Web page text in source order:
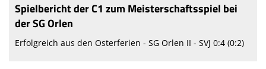
Spielbericht der C1 zum Meisterschaftsspiel bei
der SG Orlen
Erfolgreich aus den Osterferien - SG Orlen II - SVJ 0:4 (0:2)